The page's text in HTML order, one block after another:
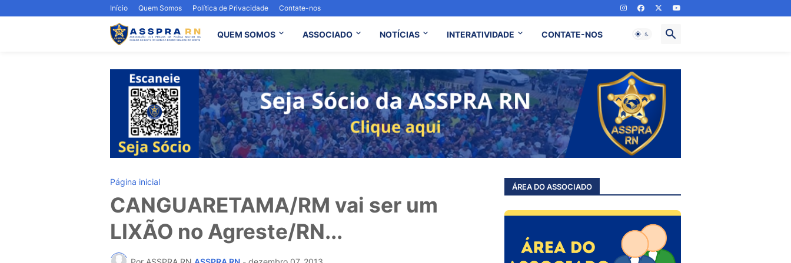
Início Quem Somos Política de Privacidade Contate-nos
QUEM SOMOS ASSOCIADO NOTÍCIAS INTERATIVIDADE CONTATE-NOS
Página inicial
CANGUARETAMA/RM vai ser um
LIXÃO no Agreste/RN...
ÁREA DO ASSOCIADO